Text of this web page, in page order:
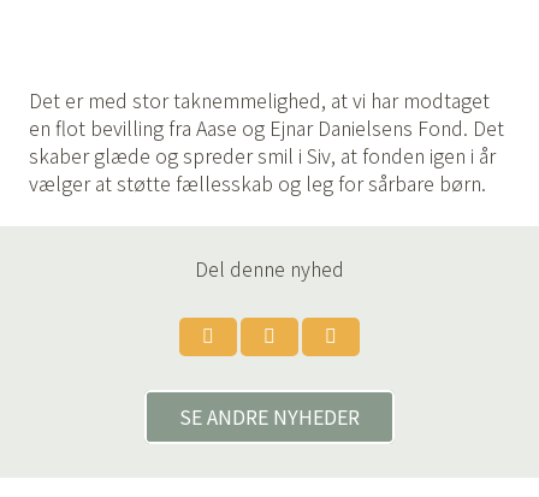
Det er med stor taknemmelighed, at vi har modtaget
en flot bevilling fra Aase og Ejnar Danielsens Fond. Det
skaber glæde og spreder smil i Siv, at fonden igen i år
vælger at støtte fællesskab og leg for sårbare børn.
Del denne nyhed
SE ANDRE NYHEDER